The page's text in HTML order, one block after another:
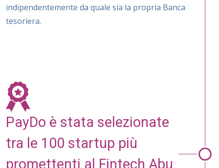
indipendentemente da quale sia la propria Banca
tesoriera.
PayDo è stata selezionate
tra le 100 startup più
promettenti al Fintech Abu